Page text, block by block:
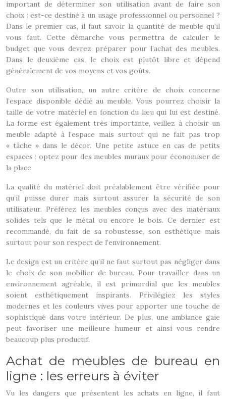
important de déterminer son utilisation avant de faire son
choix : est-ce destiné à un usage professionnel ou personnel ?
Dans le premier cas, il faut savoir la quantité de meuble qu’il
vous faut. Cette démarche vous permettra de calculer le
budget que vous devrez préparer pour l’achat des meubles.
Dans le deuxième cas, le choix est plutôt libre et dépend
généralement de vos moyens et vos goûts.
Outre son utilisation, un autre critère de choix concerne
l’espace disponible dédié au meuble. Vous pourrez choisir la
taille de votre matériel en fonction du lieu qui lui est destiné.
La forme est également très importante, veillez à choisir un
meuble adapté à l’espace mais surtout qui ne fait pas trop
« tâche » dans le décor. Une petite astuce en cas de petits
espaces : optez pour des meubles muraux pour économiser de
la place
La qualité du matériel doit préalablement être vérifiée pour
qu’il puisse durer mais surtout assurer la sécurité de son
utilisateur. Préférez les meubles conçus avec des matériaux
solides tels que le métal ou encore le bois. Ce dernier est
recommandé, du fait de sa robustesse, son esthétique mais
surtout pour son respect de l’environnement.
Le design est un critère qu’il ne faut surtout pas négliger dans
le choix de son mobilier de bureau. Pour travailler dans un
environnement agréable, il est primordial que les meubles
soient esthétiquement inspirants. Privilégiez les styles
modernes et les couleurs vives pour apporter une touche de
sophistiqué dans votre intérieur. De plus, une ambiance gaie
peut favoriser une meilleure humeur et ainsi vous rendre
beaucoup plus productif.
Achat de meubles de bureau en
ligne : les erreurs à éviter
Vu les dangers que présentent les achats en ligne, il faut